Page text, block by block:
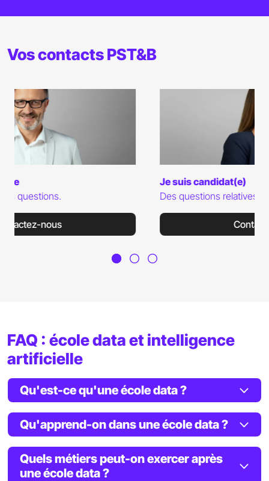
Vos contacts PST&B
Des questions relatives aux admissions ?
FAQ : école data et intelligence
artificielle
Qu'est-ce qu'une école data ?
Qu'apprend-on dans une école data ?
Quels métiers peut-on exercer après
une école data ?